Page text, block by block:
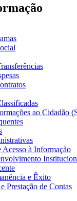
ao Cidadão
Acesso à Informação
e Êxito
Prestação de Contas